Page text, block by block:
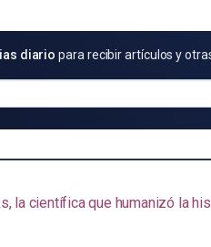
diario para recibir artículos y
la científica que humanizó la